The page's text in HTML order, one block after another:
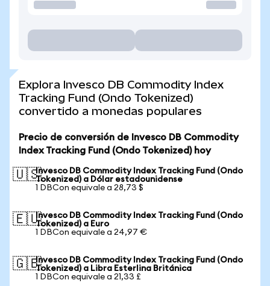
Explora Invesco DB Commodity Index
Tracking Fund (Ondo Tokenized)
convertido a monedas populares
Precio de conversión de Invesco DB Commodity
Index Tracking Fund (Ondo Tokenized) hoy
🇺🇸Invesco DB Commodity Index Tracking Fund (Ondo
Tokenized) a Dólar estadounidense
1 DBCon equivale a 28,73 $
🇪🇺Invesco DB Commodity Index Tracking Fund (Ondo
Tokenized) a Euro
1 DBCon equivale a 24,97 €
🇬🇧Invesco DB Commodity Index Tracking Fund (Ondo
Tokenized) a Libra Esterlina Británica
1 DBCon equivale a 21,33 £